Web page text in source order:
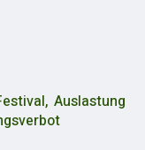
Auslastung